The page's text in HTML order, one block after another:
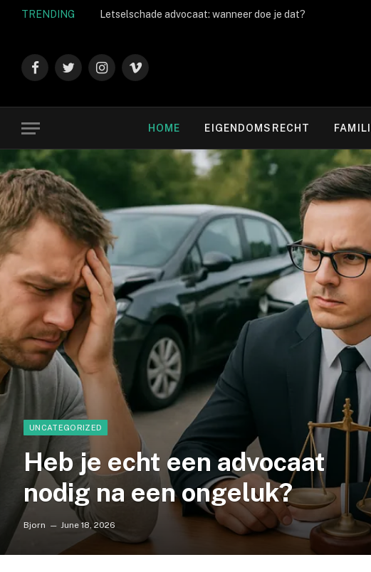
TRENDING Letselschade advocaat: wanneer doe je dat?
FacebookTwitterInstagram
Vimeo
HOME EIGENDOMSRECHT
UNCATEGORIZED
Heb je echt een advocaat
nodig na een ongeluk?
Bjorn June 18, 2026